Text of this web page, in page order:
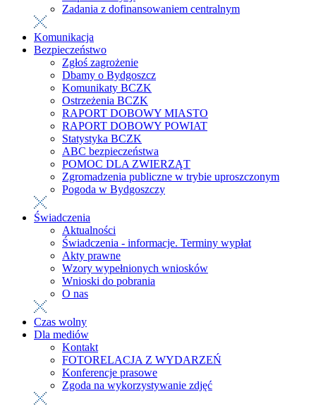
Zadania z dofinansowaniem centralnym
Komunikacja
Bezpieczeństwo
Zgłoś zagrożenie
Dbamy o Bydgoszcz
Komunikaty BCZK
Ostrzeżenia BCZK
RAPORT DOBOWY MIASTO
RAPORT DOBOWY POWIAT
Statystyka BCZK
ABC bezpieczeństwa
POMOC DLA ZWIERZĄT
Zgromadzenia publiczne w trybie uproszczonym
Pogoda w Bydgoszczy
Świadczenia
Aktualności
Świadczenia - informacje. Terminy wypłat
Akty prawne
Wzory wypełnionych wniosków
Wnioski do pobrania
O nas
Czas wolny
Dla mediów
Kontakt
FOTORELACJA Z WYDARZEŃ
Konferencje prasowe
Zgoda na wykorzystywanie zdjęć